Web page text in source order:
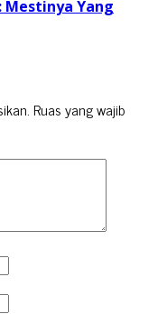
Mestinya Yang
Ruas yang wajib